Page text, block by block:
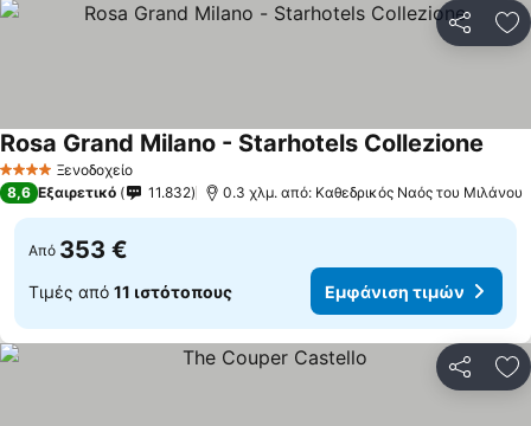
4 ΑστέριαΞενοδοχείο
Rosa Grand Milano - Starhotels Collezione
8,6 Εξαιρετικό 11.832 0.3 χλμ. από: Καθεδρικός Ναός του Μιλάνου
Από 353 €
Τιμές από 11 ιστότοπους Εμφάνιση τιμών